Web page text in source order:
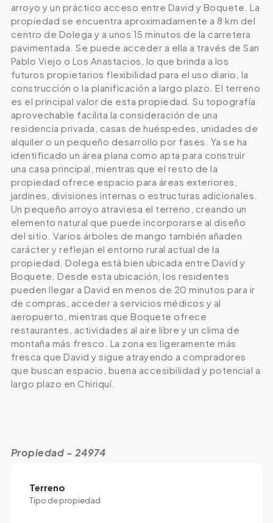
arroyo y un práctico acceso entre David y Boquete. La
propiedad se encuentra aproximadamente a 8 km del
centro de Dolega y a unos 15 minutos de la carretera
pavimentada. Se puede acceder a ella a través de San
Pablo Viejo o Los Anastacios, lo que brinda a los
futuros propietarios flexibilidad para el uso diario, la
construcción o la planificación a largo plazo. El terreno
es el principal valor de esta propiedad. Su topografía
aprovechable facilita la consideración de una
residencia privada, casas de huéspedes, unidades de
alquiler o un pequeño desarrollo por fases. Ya se ha
identificado un área plana como apta para construir
una casa principal, mientras que el resto de la
propiedad ofrece espacio para áreas exteriores,
jardines, divisiones internas o estructuras adicionales.
Un pequeño arroyo atraviesa el terreno, creando un
elemento natural que puede incorporarse al diseño
del sitio. Varios árboles de mango también añaden
carácter y reflejan el entorno rural actual de la
propiedad. Dolega está bien ubicada entre David y
Boquete. Desde esta ubicación, los residentes
pueden llegar a David en menos de 20 minutos para ir
de compras, acceder a servicios médicos y al
aeropuerto, mientras que Boquete ofrece
restaurantes, actividades al aire libre y un clima de
montaña más fresco. La zona es ligeramente más
fresca que David y sigue atrayendo a compradores
que buscan espacio, buena accesibilidad y potencial a
largo plazo en Chiriquí.
Propiedad - 24974
Terreno
Tipo de propiedad